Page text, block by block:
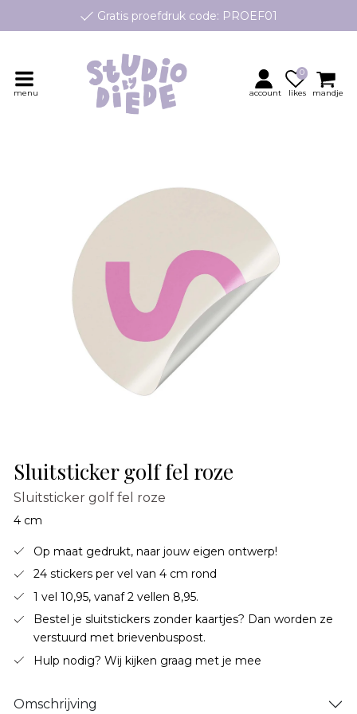
Gratis proefdruk code: PROEF01
geboortekaartjes op maat, speciaal ontworpen voor jouw
Persoonlijk contact en advies
menu account likes
0
mandje
Sluitsticker golf fel roze
Sluitsticker golf fel roze
4 cm
Op maat gedrukt, naar jouw eigen ontwerp!
24 stickers per vel van 4 cm rond
1 vel 10,95, vanaf 2 vellen 8,95.
Bestel je sluitstickers zonder kaartjes? Dan worden ze
verstuurd met brievenbuspost.
Hulp nodig? Wij kijken graag met je mee
Omschrijving